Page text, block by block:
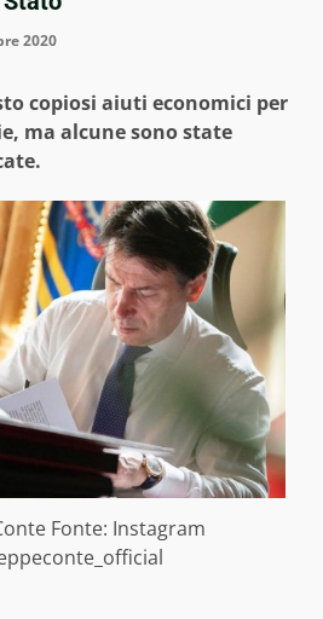
2020
copiosi aiuti economici per
ma alcune sono state
Fonte: Instagram